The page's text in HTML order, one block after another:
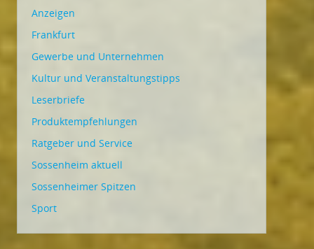
Anzeigen
Frankfurt
Gewerbe und Unternehmen
Kultur und Veranstaltungstipps
Leserbriefe
Produktempfehlungen
Ratgeber und Service
Sossenheim aktuell
Sossenheimer Spitzen
Sport